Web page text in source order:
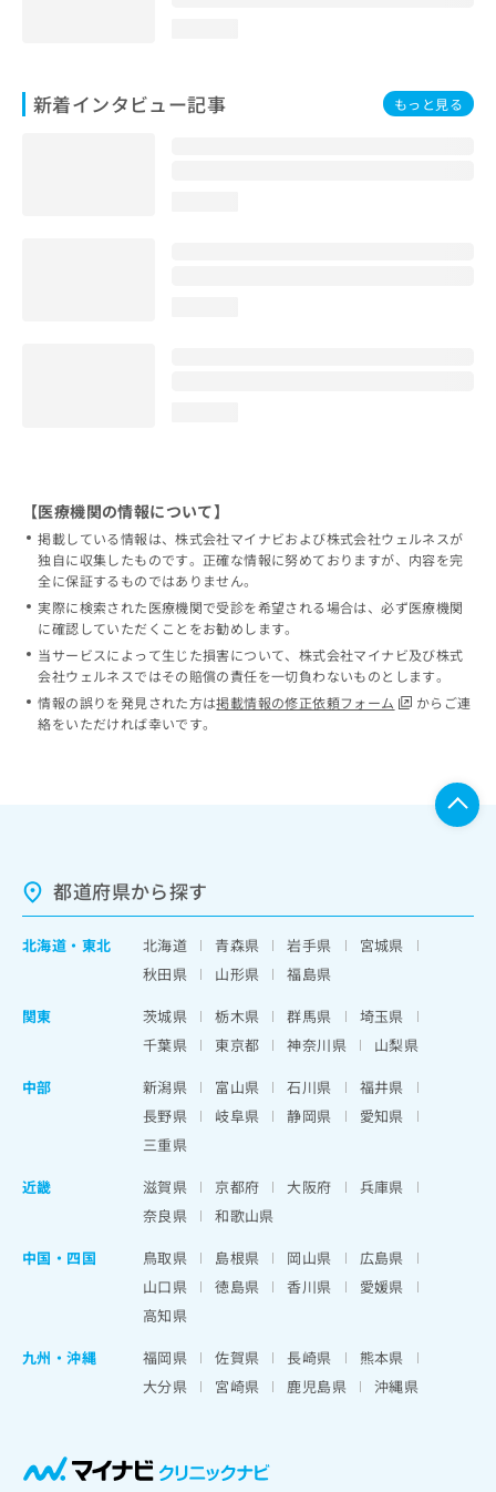
新着インタビュー記事 もっと見る
【医療機関の情報について】
掲載している情報は、株式会社マイナビおよび株式会社ウェルネスが
独自に収集したものです。正確な情報に努めておりますが、内容を完
全に保証するものではありません。
実際に検索された医療機関で受診を希望される場合は、必ず医療機関
に確認していただくことをお勧めします。
当サービスによって生じた損害について、株式会社マイナビ及び株式
会社ウェルネスではその賠償の責任を一切負わないものとします。
情報の誤りを発見された方は掲載情報の修正依頼フォーム
からご連
絡をいただければ幸いです。
都道府県から探す
北海道 ・ 東北 北海道 青森県 岩手県
宮城県
秋田県
山形県
福島県
関東
茨城県 栃木県 群馬県
埼玉県
千葉県
東京都 神奈川県
山梨県
中部
新潟県 富山県 石川県
福井県
長野県
岐阜県 静岡県
愛知県
三重県
近畿
滋賀県 京都府 大阪府
兵庫県
奈良県
和歌山県
中国・四国
鳥取県 島根県 岡山県
広島県
山口県
徳島県 香川県
愛媛県
高知県
九州・沖縄
福岡県 佐賀県 長崎県
熊本県
大分県
宮崎県 鹿児島県 沖縄県